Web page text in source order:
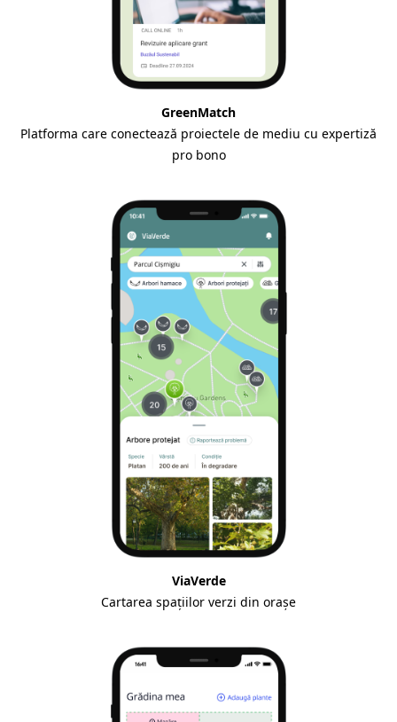
GreenMatch
Platforma care conectează proiectele de mediu cu expertiză
pro bono
ViaVerde
Cartarea spațiilor verzi din orașe